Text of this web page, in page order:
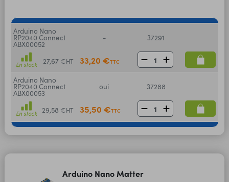
Arduino Nano
RP2040 Connect
ABX00052
- 37291
En stock 27,67 €HT 33,20 €TTC
Arduino Nano
RP2040 Connect
ABX00053
oui 37288
En stock 29,58 €HT 35,50 €TTC
Arduino Nano Matter